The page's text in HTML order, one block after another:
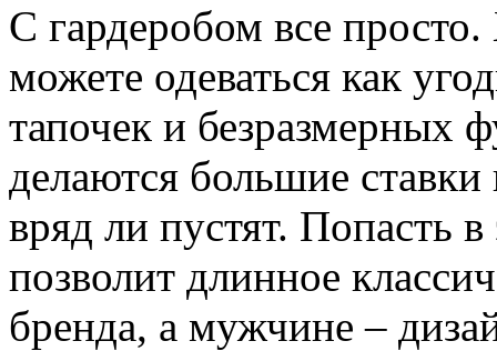
С гардеробом все
можете одеваться как
тапочек и безразмерных
делаются большие
вряд ли пустят. Попасть
позволит длинное
бренда, а мужчине –